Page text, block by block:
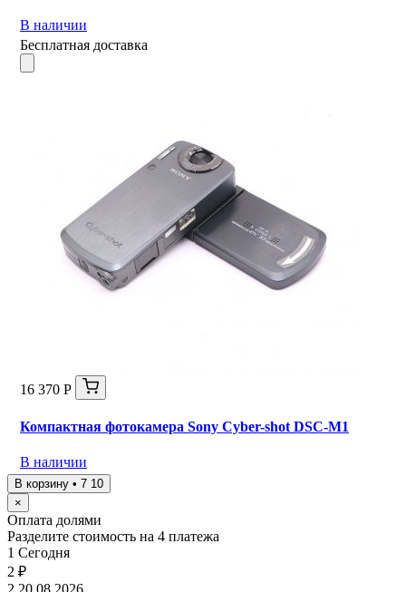
В наличии
Бесплатная доставка
16 370 Р
Компактная фотокамера Sony Cyber-shot DSC-M1
В наличии
В корзину • 7 10
×
Оплата долями
Разделите стоимость на 4 платежа
1 Сегодня
2 ₽
2 20.08.2026